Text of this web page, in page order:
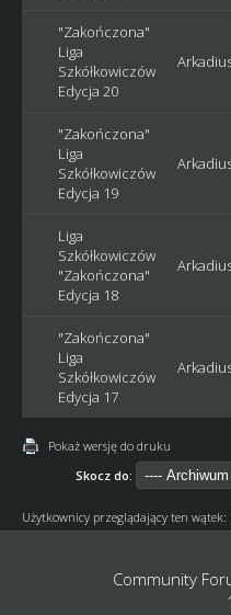
"Zakończona"
Liga
Szkółkowiczów
Edycja 20
"Zakończona"
Liga
Szkółkowiczów
Edycja 19
Liga
Szkółkowiczów
"Zakończona"
Edycja 18
"Zakończona"
Liga
Szkółkowiczów
Edycja 17
Pokaż wersję do druku
Skocz do:
Użytkownicy przeglądający ten wątek:
Community